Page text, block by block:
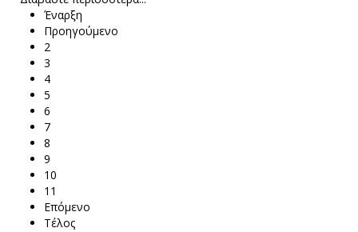
Έναρξη
Προηγούμενο
2
3
4
5
6
7
8
9
10
11
Επόμενο
Τέλος